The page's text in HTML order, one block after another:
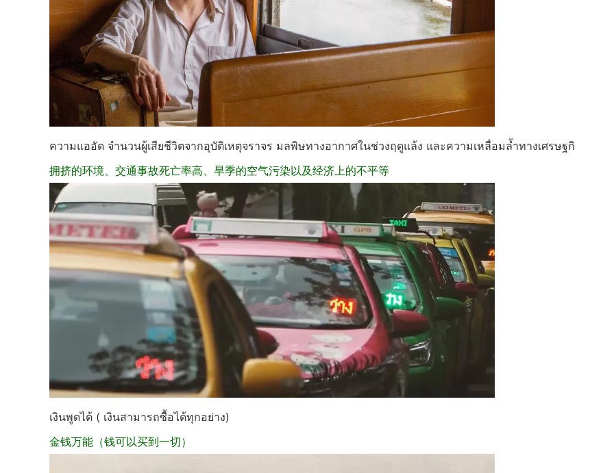
ความแออัด จำนวนผู้เสียชีวิตจากอุบัติเหตุจราจร มลพิษทางอากาศในช่วงฤดูแล้ง และความเหลื่อมล้ำทางเศรษฐกิ
拥挤的环境、交通事故死亡率高、旱季的空气污染以及经济上的不平等
เงินพูดได้ ( เงินสามารถซื้อได้ทุกอย่าง)
金钱万能（钱可以买到一切）